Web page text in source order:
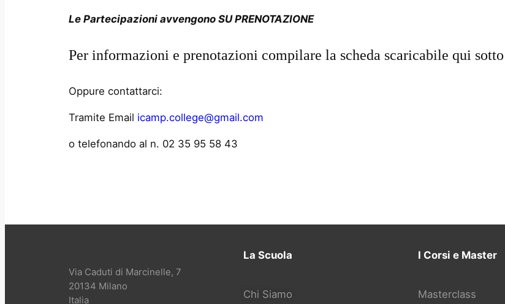
Le Partecipazioni avvengono SU PRENOTAZIONE
Per informazioni e prenotazioni compilare la scheda scaricabile qui sotto
Oppure contattarci:
Tramite Email icamp.college@gmail.com
o telefonando al n. 02 35 95 58 43
Via Caduti di Marcinelle, 7
20134 Milano
Italia
La Scuola
Chi Siamo
I Corsi e Master
Masterclass